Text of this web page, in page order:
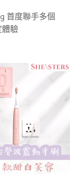
首度聯手多個
驗